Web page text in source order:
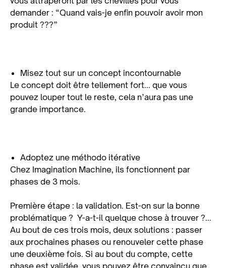
demander : “Quand vais-je enfin pouvoir avoir mon
produit ???”
Misez tout sur un concept incontournable
Le concept doit être tellement fort... que vous
pouvez louper tout le reste, cela n’aura pas une
grande importance.
Adoptez une méthodo itérative
Chez Imagination Machine, ils fonctionnent par
phases de 3 mois.
Première étape : la validation. Est-on sur la bonne
problématique ? Y-a-t-il quelque chose à trouver ?...
Au bout de ces trois mois, deux solutions : passer
aux prochaines phases ou renouveler cette phase
une deuxième fois. Si au bout du compte, cette
phase est validée, vous pouvez être convaincu que